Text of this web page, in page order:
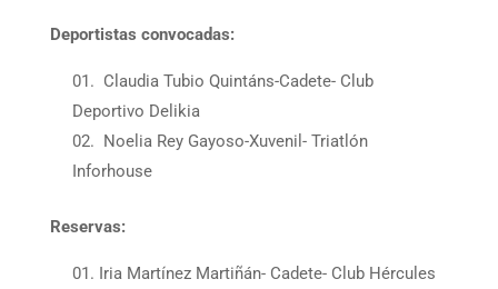
Deportistas convocadas:
Claudia Tubio Quintáns-Cadete- Club
Deportivo Delikia
Noelia Rey Gayoso-Xuvenil- Triatlón
Inforhouse
Reservas:
Iria Martínez Martiñán- Cadete- Club Hércules